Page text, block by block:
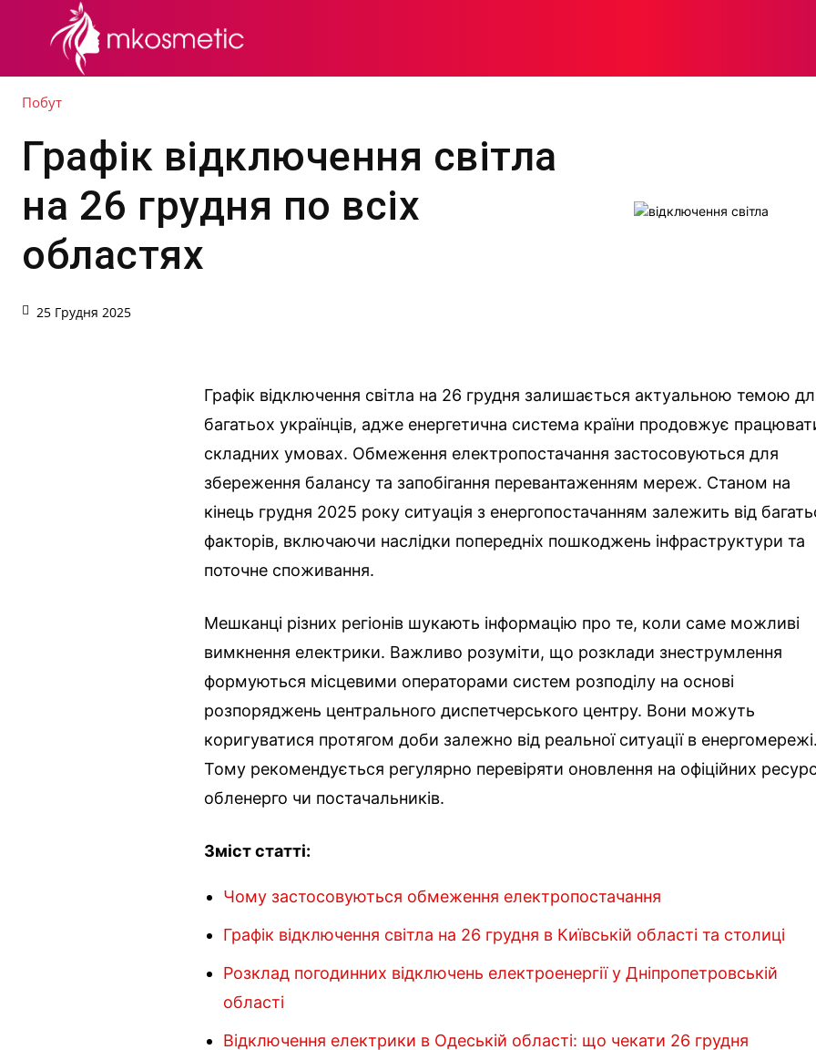
Побут
Графік відключення світла
на 26 грудня по всіх
областях
25 Грудня 2025
Графік відключення світла на 26 грудня залишається актуальною темою
багатьох українців, адже енергетична система країни продовжує
складних умовах. Обмеження електропостачання застосовуються для
збереження балансу та запобігання перевантаженням мереж. Станом на
кінець грудня 2025 року ситуація з енергопостачанням залежить від
факторів, включаючи наслідки попередніх пошкоджень інфраструктури та
поточне споживання.
Мешканці різних регіонів шукають інформацію про те, коли саме можливі
вимкнення електрики. Важливо розуміти, що розклади знеструмлення
формуються місцевими операторами систем розподілу на основі
розпоряджень центрального диспетчерського центру. Вони можуть
коригуватися протягом доби залежно від реальної ситуації в
Тому рекомендується регулярно перевіряти оновлення на офіційних
обленерго чи постачальників.
Зміст статті:
Чому застосовуються обмеження електропостачання
Графік відключення світла на 26 грудня в Київській області та столиці
Розклад погодинних відключень електроенергії у Дніпропетровській
області
Відключення електрики в Одеській області: що чекати 26 грудня